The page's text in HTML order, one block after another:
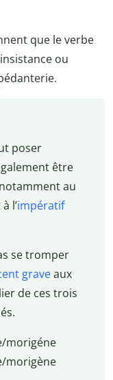
que le verbe
ou
poser
être
au
l’impératif
se tromper
graveaux
de ces trois
morigéne
morigène